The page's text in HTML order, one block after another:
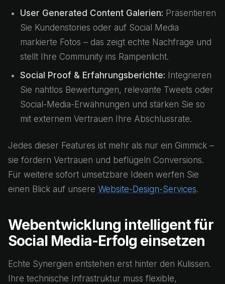
User Generated Content Galerien: Präsentieren
Sie Kundenstories oder auf Social Media
markierte Fotos – das zeigt echte Nachfrage und
stellt Ihre Community ins Rampenlicht.
Social Proof & Erfahrungsberichte: Integrieren
Sie nahtlos Bewertungen, relevante Tweets oder
Social-Media-Erwähnungen und stärken Sie so
mit externem Vertrauen Ihre Abschlussrate.
Jedes dieser Features ist mehr als nur ein Gimmick –
sie fördern Vertrauen und beflügeln Conversions.
Für weitere sofort umsetzbare Ideen werfen Sie
einen Blick auf unsere Website-Design-Services.
Webentwicklung intelligent für
Social Media-Erfolg einsetzen
Echte Synergien entstehen erst hinter den Kulissen.
Ihre technische Infrastruktur muss flexible,